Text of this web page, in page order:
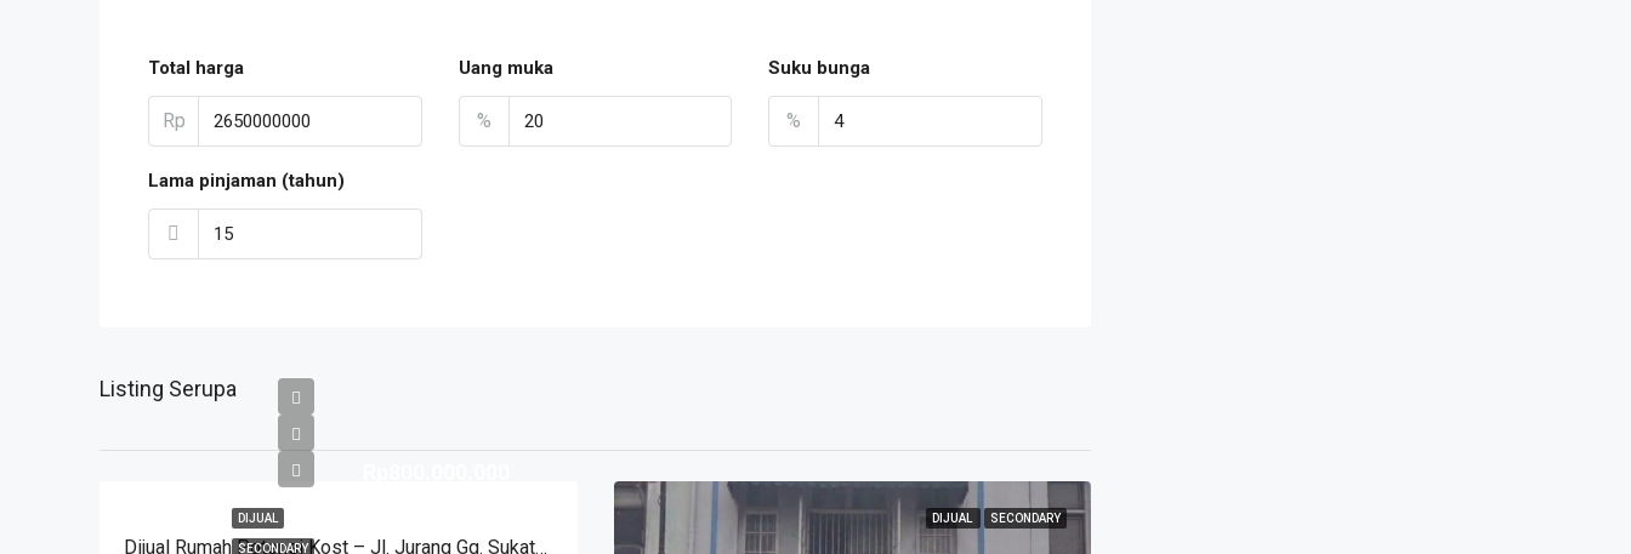
Total harga
Rp
Uang muka
%
Suku bunga
%
Lama pinjaman (tahun)
Listing Serupa
DIJUAL
SECONDARY Dijual Rumah Potensi Kost – Jl. Jurang Gg. Sukatma Sukajadi Bandung
DIJUAL SECONDARY